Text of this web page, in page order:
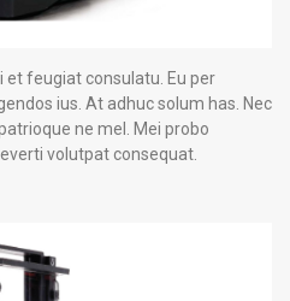
et feugiat consulatu. Eu per
ius. At adhuc solum has. Nec
ne mel. Mei probo
volutpat consequat.